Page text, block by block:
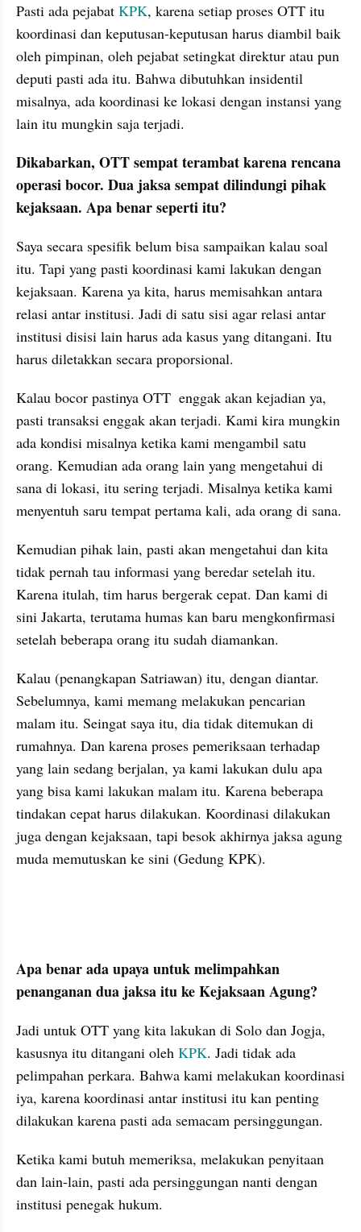
Pasti ada pejabat KPK, karena setiap proses OTT itu
koordinasi dan keputusan-keputusan harus diambil baik
oleh pimpinan, oleh pejabat setingkat direktur atau pun
deputi pasti ada itu. Bahwa dibutuhkan insidentil
misalnya, ada koordinasi ke lokasi dengan instansi yang
lain itu mungkin saja terjadi.
Dikabarkan, OTT sempat terambat karena rencana
operasi bocor. Dua jaksa sempat dilindungi pihak
kejaksaan. Apa benar seperti itu?
Saya secara spesifik belum bisa sampaikan kalau soal
itu. Tapi yang pasti koordinasi kami lakukan dengan
kejaksaan. Karena ya kita, harus memisahkan antara
relasi antar institusi. Jadi di satu sisi agar relasi antar
institusi disisi lain harus ada kasus yang ditangani. Itu
harus diletakkan secara proporsional.
Kalau bocor pastinya OTT  enggak akan kejadian ya,
pasti transaksi enggak akan terjadi. Kami kira mungkin
ada kondisi misalnya ketika kami mengambil satu
orang. Kemudian ada orang lain yang mengetahui di
sana di lokasi, itu sering terjadi. Misalnya ketika kami
Kemudian pihak lain, pasti akan mengetahui dan kita
tidak pernah tau informasi yang beredar setelah itu.
Karena itulah, tim harus bergerak cepat. Dan kami di
sini Jakarta, terutama humas kan baru mengkonfirmasi
setelah beberapa orang itu sudah diamankan.
Kalau (penangkapan Satriawan) itu, dengan diantar.
Sebelumnya, kami memang melakukan pencarian
malam itu. Seingat saya itu, dia tidak ditemukan di
rumahnya. Dan karena proses pemeriksaan terhadap
yang lain sedang berjalan, ya kami lakukan dulu apa
yang bisa kami lakukan malam itu. Karena beberapa
tindakan cepat harus dilakukan. Koordinasi dilakukan
juga dengan kejaksaan, tapi besok akhirnya jaksa agung
muda memutuskan ke sini (Gedung KPK).
Apa benar ada upaya untuk melimpahkan
penanganan dua jaksa itu ke Kejaksaan Agung?
Jadi untuk OTT yang kita lakukan di Solo dan Jogja,
kasusnya itu ditangani oleh KPK. Jadi tidak ada
pelimpahan perkara. Bahwa kami melakukan koordinasi
iya, karena koordinasi antar institusi itu kan penting
dilakukan karena pasti ada semacam persinggungan.
Ketika kami butuh memeriksa, melakukan penyitaan
dan lain-lain, pasti ada persinggungan nanti dengan
institusi penegak hukum.